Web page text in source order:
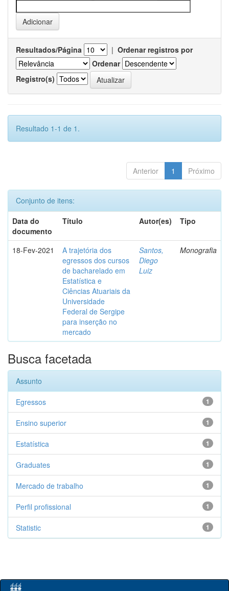
Resultados/Página | Ordenar registros por
Ordenar
Registro(s)
Resultado 1-1 de 1.
Anterior 1 Próximo
Conjunto de itens:
Data do
documento
Título Autor(es) Tipo
18-Fev-2021
A trajetória dos
egressos dos cursos
de bacharelado em
Estatística e
Ciências Atuariais da
Universidade
Federal de Sergipe
para inserção no
mercado
Santos,
Diego
Luiz
Monografia
Busca facetada
Assunto
1
Egressos
1
Ensino superior
1
Estatística
1
Graduates
1
Mercado de trabalho
1
Perfil profissional
1
Statistic